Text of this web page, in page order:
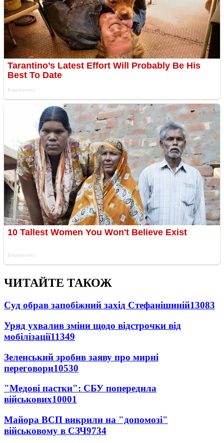
ЧИТАЙТЕ ТАКОЖ
Суд обрав запобіжний захід Стефанішиній13083
Уряд ухвалив зміни щодо відстрочки від
мобілізації11349
Зеленський зробив заяву про мирні
переговори10530
"Медові пастки": СБУ попередила
військових10001
Майора ВСП викрили на "допомозі"
військовому в СЗЧ9734